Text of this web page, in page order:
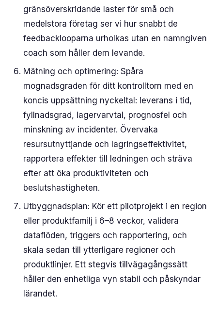
gränsöverskridande laster för små och
medelstora företag ser vi hur snabbt de
feedbacklooparna urholkas utan en namngiven
coach som håller dem levande.
Mätning och optimering: Spåra
mognadsgraden för ditt kontrolltorn med en
koncis uppsättning nyckeltal: leverans i tid,
fyllnadsgrad, lagervarvtal, prognosfel och
minskning av incidenter. Övervaka
resursutnyttjande och lagringseffektivitet,
rapportera effekter till ledningen och sträva
efter att öka produktiviteten och
beslutshastigheten.
Utbyggnadsplan: Kör ett pilotprojekt i en region
eller produktfamilj i 6–8 veckor, validera
dataflöden, triggers och rapportering, och
skala sedan till ytterligare regioner och
produktlinjer. Ett stegvis tillvägagångssätt
håller den enhetliga vyn stabil och påskyndar
lärandet.